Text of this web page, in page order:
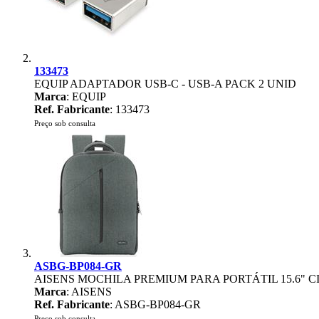
133473
EQUIP ADAPTADOR USB-C - USB-A PACK 2 UNID
Marca: EQUIP
Ref. Fabricante: 133473
Preço sob consulta
ASBG-BP084-GR
AISENS MOCHILA PREMIUM PARA PORTÁTIL 15.6"
Marca: AISENS
Ref. Fabricante: ASBG-BP084-GR